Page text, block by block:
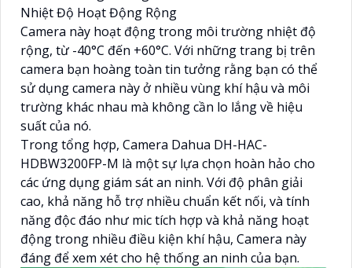
Nhiệt Độ Hoạt Động Rộng
Camera này hoạt động trong môi trường nhiệt độ
rộng, từ -40°C đến +60°C. Với những trang bị trên
camera bạn hoàng toàn tin tưởng rằng bạn có thể
sử dụng camera này ở nhiều vùng khí hậu và môi
trường khác nhau mà không cần lo lắng về hiệu
suất của nó.
Trong tổng hợp, Camera Dahua DH-HAC-
HDBW3200FP-M là một sự lựa chọn hoàn hảo cho
các ứng dụng giám sát an ninh. Với độ phân giải
cao, khả năng hỗ trợ nhiều chuẩn kết nối, và tính
năng độc đáo như mic tích hợp và khả năng hoạt
động trong nhiều điều kiện khí hậu, Camera này
đáng để xem xét cho hệ thống an ninh của bạn.